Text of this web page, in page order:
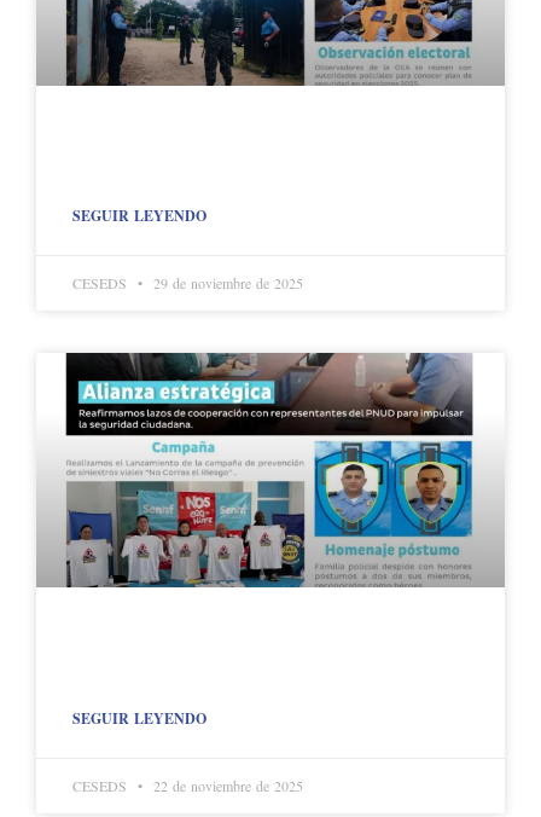
SEGUIR LEYENDO
CESEDS 29 de noviembre de 2025
SEGUIR LEYENDO
CESEDS 22 de noviembre de 2025